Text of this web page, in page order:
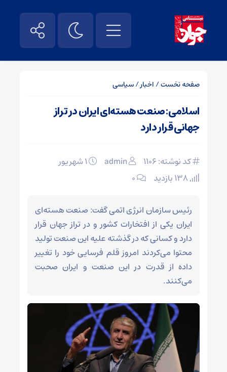
صفحه نخست/ اخبار/سیاسی
اسلامی: صنعت هسته‌ای ایران ‌در تراز
جهانی قرار دارد
کد نوشته: 1106 admin
۰
رئیس سازمان انرژی اتمی گفت: صنعت هسته‌ای
ایران یکی از افتخارات کشور و در تراز جهان قرار
دارد و کسانی که در گذشته علیه این صنعت تولید
محتوا می‌کردند امروز قلم فرسایی خود را تغییر
داده از قدرت در این صنعت و ایران صحبت
می‌کنند.